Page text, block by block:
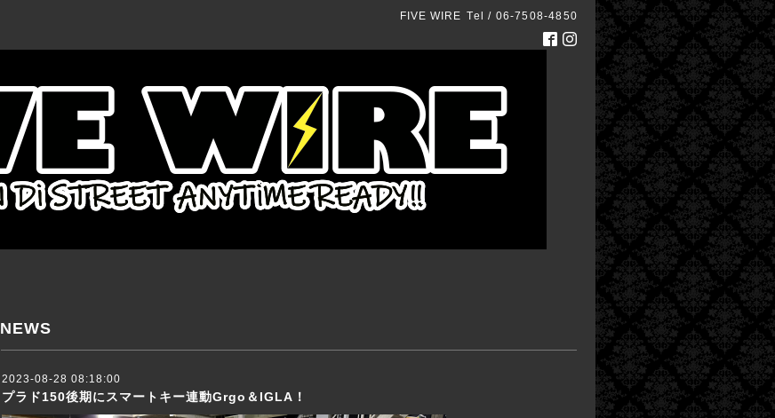
FIVE WIRE Tel / 06-7508-4850
NEWS
2023-08-28 08:18:00
プラド150後期にスマートキー連動Grgo＆IGLA！